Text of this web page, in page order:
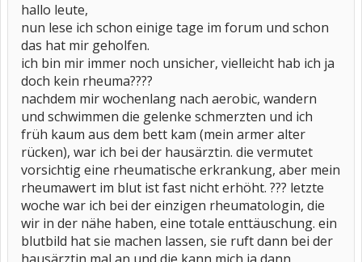
hallo leute,
nun lese ich schon einige tage im forum und schon
das hat mir geholfen.
ich bin mir immer noch unsicher, vielleicht hab ich ja
doch kein rheuma????
nachdem mir wochenlang nach aerobic, wandern
und schwimmen die gelenke schmerzten und ich
früh kaum aus dem bett kam (mein armer alter
rücken), war ich bei der hausärztin. die vermutet
vorsichtig eine rheumatische erkrankung, aber mein
rheumawert im blut ist fast nicht erhöht. ??? letzte
woche war ich bei der einzigen rheumatologin, die
wir in der nähe haben, eine totale enttäuschung. ein
blutbild hat sie machen lassen, sie ruft dann bei der